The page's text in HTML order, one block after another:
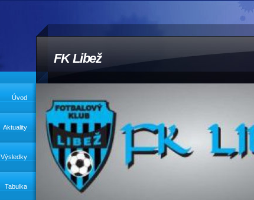
FK Libež
Úvod
Aktuality
Výsledky
Tabulka